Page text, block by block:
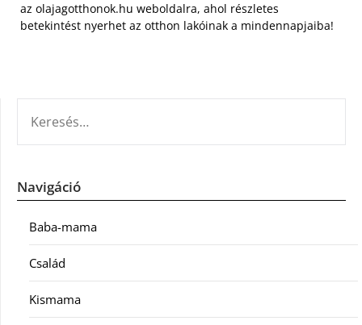
az olajagotthonok.hu weboldalra, ahol részletes
betekintést nyerhet az otthon lakóinak a mindennapjaiba!
Navigáció
Baba-mama
Család
Kismama